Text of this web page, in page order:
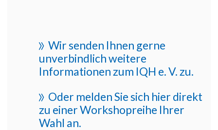
Wir senden Ihnen gerne
unverbindlich weitere
Informationen zum IQH e. V. zu.
Oder melden Sie sich hier direkt
zu einer Workshopreihe Ihrer
Wahl an.